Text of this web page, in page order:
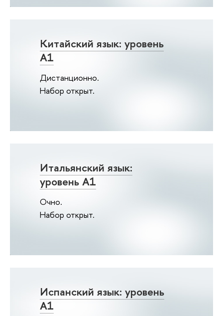
Китайский язык: уровень
А1
Дистанционно.
Набор открыт.
Итальянский язык:
уровень А1
Очно.
Набор открыт.
Испанский язык: уровень
А1